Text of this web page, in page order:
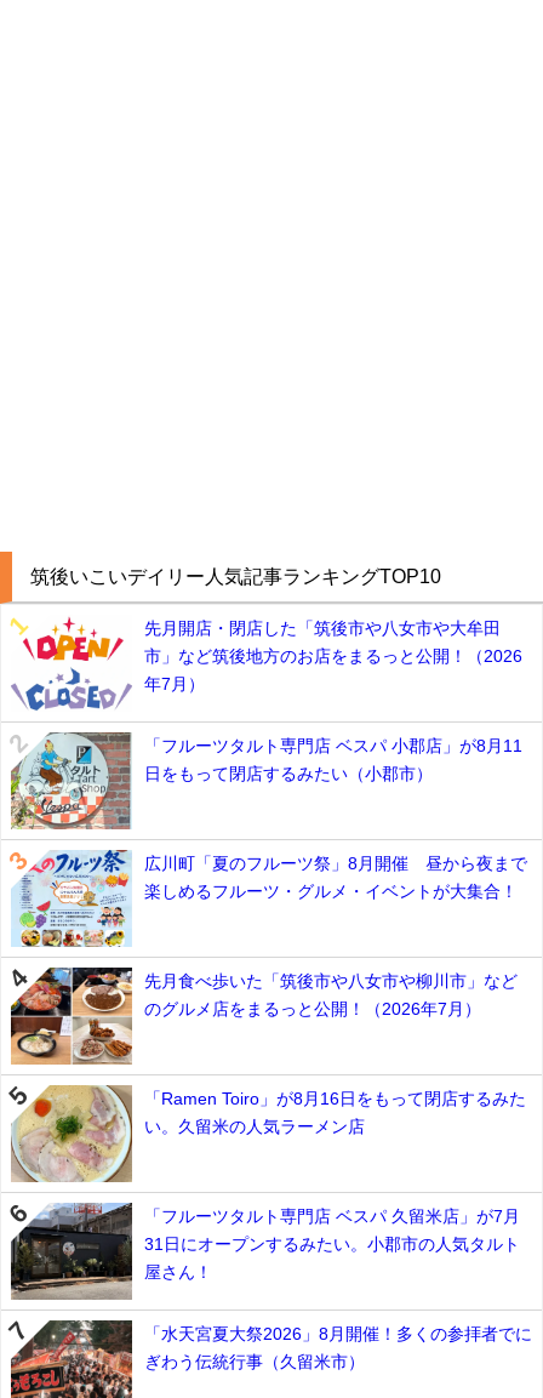
筑後いこいデイリー人気記事ランキングTOP10
先月開店・閉店した「筑後市や八女市や大牟田
市」など筑後地方のお店をまるっと公開！（2026
年7月）
「フルーツタルト専門店 ベスパ 小郡店」が8月11
日をもって閉店するみたい（小郡市）
広川町「夏のフルーツ祭」8月開催 昼から夜まで
楽しめるフルーツ・グルメ・イベントが大集合！
先月食べ歩いた「筑後市や八女市や柳川市」など
のグルメ店をまるっと公開！（2026年7月）
「Ramen Toiro」が8月16日をもって閉店するみた
い。久留米の人気ラーメン店
「フルーツタルト専門店 ベスパ 久留米店」が7月
31日にオープンするみたい。小郡市の人気タルト
屋さん！
「水天宮夏大祭2026」8月開催！多くの参拝者でに
ぎわう伝統行事（久留米市）